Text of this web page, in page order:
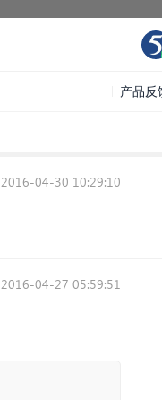
产品反
2016-04-30 10:29:10
2016-04-27 05:59:51